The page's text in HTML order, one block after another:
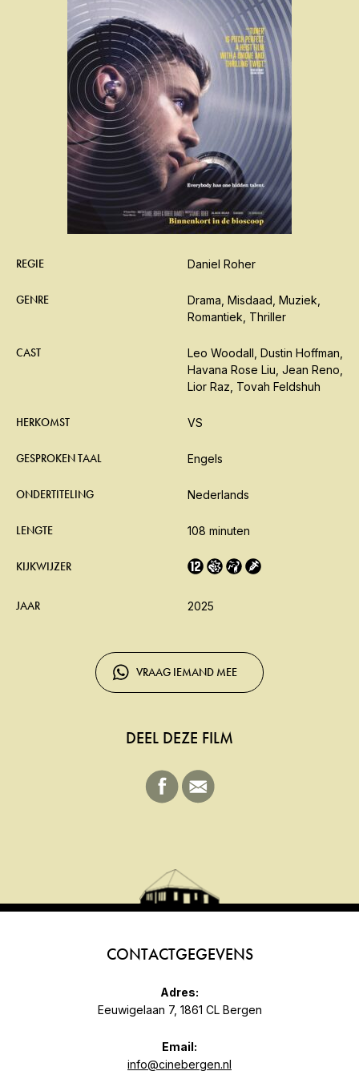
REGIE Daniel Roher
GENRE
Drama, Misdaad, Muziek,
Romantiek, Thriller
CAST
Leo Woodall, Dustin Hoffman,
Havana Rose Liu, Jean Reno,
Lior Raz, Tovah Feldshuh
HERKOMST VS
GESPROKEN TAAL Engels
ONDERTITELING Nederlands
LENGTE 108 minuten
KIJKWIJZER
JAAR 2025
VRAAG IEMAND MEE
DEEL DEZE FILM
CONTACTGEGEVENS
Adres:
Eeuwigelaan 7, 1861 CL Bergen
Email:
info@cinebergen.nl